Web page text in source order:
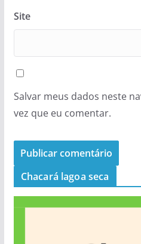
Site
Salvar meus dados neste
vez que eu comentar.
Chacará lagoa seca